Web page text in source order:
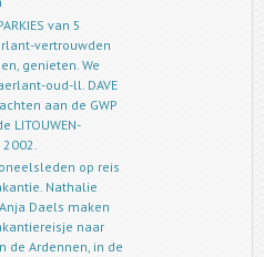
van 5
vertrouwden
genieten. We
oud-ll. DAVE
aan de GWP
LITOUWEN-
2002.
op reis
Nathalie
Daels maken
naar
de Ardennen, in de